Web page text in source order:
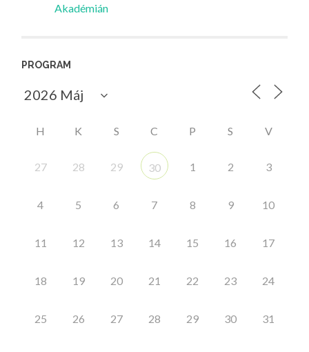
Akadémián
PROGRAM
H K S C P S V
27 28 29 30 1 2 3
4 5 6 7 8 9 10
11 12 13 14 15 16 17
18 19 20 21 22 23 24
25 26 27 28 29 30 31